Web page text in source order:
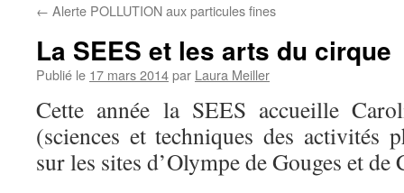
← Alerte POLLUTION aux particules fines
La SEES et les arts du cirque
Publié le 17 mars 2014par Laura Meiller
Cette année la SEES accueille
(sciences et techniques des activités
sur les sites d’Olympe de Gouges et de